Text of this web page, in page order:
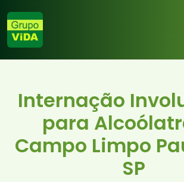
Internação
para
Campo Limpo
SP